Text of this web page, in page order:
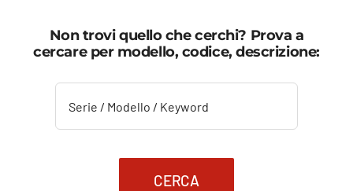
Non trovi quello che cerchi? Prova a
cercare per modello, codice, descrizione:
CERCA